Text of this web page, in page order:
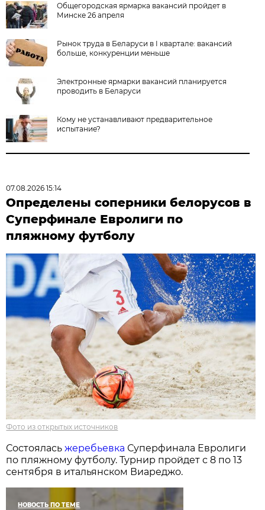
Общегородская ярмарка вакансий пройдет в
Минске 26 апреля
Рынок труда в Беларуси в I квартале: вакансий
больше, конкуренции меньше
Электронные ярмарки вакансий планируется
проводить в Беларуси
Кому не устанавливают предварительное
испытание?
07.08.2026 15:14
Определены соперники белорусов в
Суперфинале Евролиги по
пляжному футболу
Фото из открытых источников
Состояласьжеребьевка Суперфинала Евролиги
по пляжному футболу. Турнир пройдет с 8 по 13
сентября в итальянском Виареджо.
НОВОСТЬ ПО ТЕМЕ